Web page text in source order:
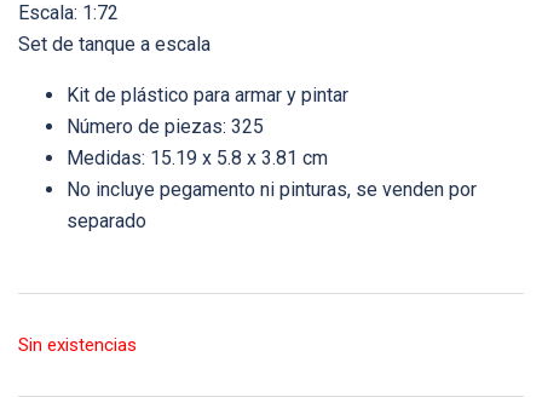
Escala: 1:72
Set de tanque a escala
Kit de plástico para armar y pintar
Número de piezas: 325
Medidas: 15.19 x 5.8 x 3.81 cm
No incluye pegamento ni pinturas, se venden por
separado
Sin existencias